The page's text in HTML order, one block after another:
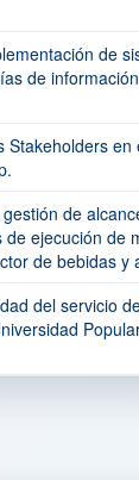
de
de
Stakeholders en
de
ejecución de
de bebidas y
del servicio